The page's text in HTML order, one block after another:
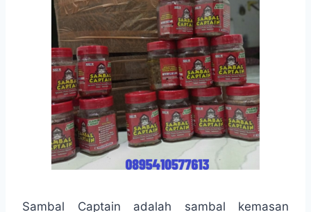
Sambal Captain adalah sambal kemasan